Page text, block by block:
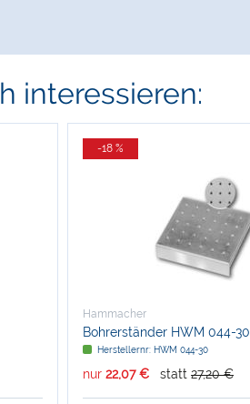
interessieren:
-18 %
Hammacher
Bohrerständer HWM 044-30
Herstellernr: HWM 044-30
nur 22,07 € statt 27,20 €